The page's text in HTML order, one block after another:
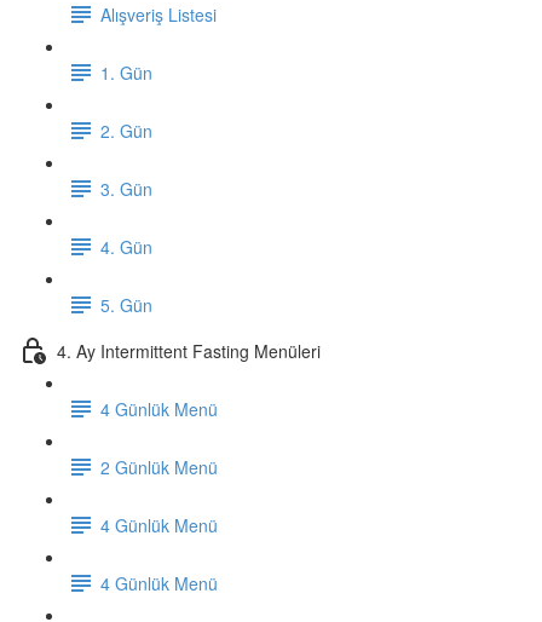
Alışveriş Listesi
1. Gün
2. Gün
3. Gün
4. Gün
5. Gün
4. Ay Intermittent Fasting Menüleri
4 Günlük Menü
2 Günlük Menü
4 Günlük Menü
4 Günlük Menü